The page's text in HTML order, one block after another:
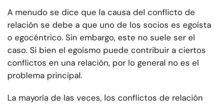
A menudo se dice que la causa del conflicto de
relación se debe a que uno de los socios es egoísta
o egocéntrico. Sin embargo, este no suele ser el
caso. Si bien el egoísmo puede contribuir a ciertos
conflictos en una relación, por lo general no es el
problema principal.
La mayoría de las veces, los conflictos de relación